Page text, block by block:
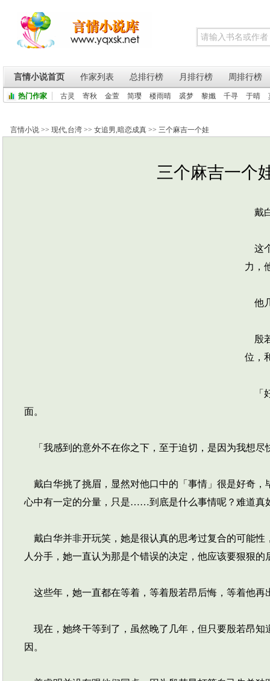
言情小说首页 作家列表 总排行榜 月排行榜 周排行榜
热门作家 古灵 寄秋 金萱 简璎 楼雨晴 裘梦 黎孅 千寻 于晴
言情小说 >> 现代,台湾 >> 女追男,暗恋成真 >> 三个麻吉一个娃
三个麻吉一个
戴
这
力，
他
殷
位，
「
面。
「我感到的意外不在你之下，至于迫切，是因为我想尽
戴白华挑了挑眉，显然对他口中的「事情」很是好奇，
心中有一定的分量，只是……到底是什么事情呢？难道真
戴白华并非开玩笑，她是很认真的思考过复合的可能性
人分手，她一直认为那是个错误的决定，他应该要狠狠的
这些年，她一直都在等着，等着殷若昂后悔，等着他再
现在，她终干等到了，虽然晚了几年，但只要殷若昂知
因。